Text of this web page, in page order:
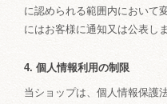
に認められる範囲内において
にはお客様に通知又は公表しま
4. 個人情報利用の制限
当ショップは、個人情報保護